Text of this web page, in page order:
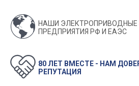
НАШИ
ПРЕДПРИЯТИЯ РФ И ЕАЭС
80 ЛЕТ ВМЕСТЕ - НАМ
РЕПУТАЦИЯ